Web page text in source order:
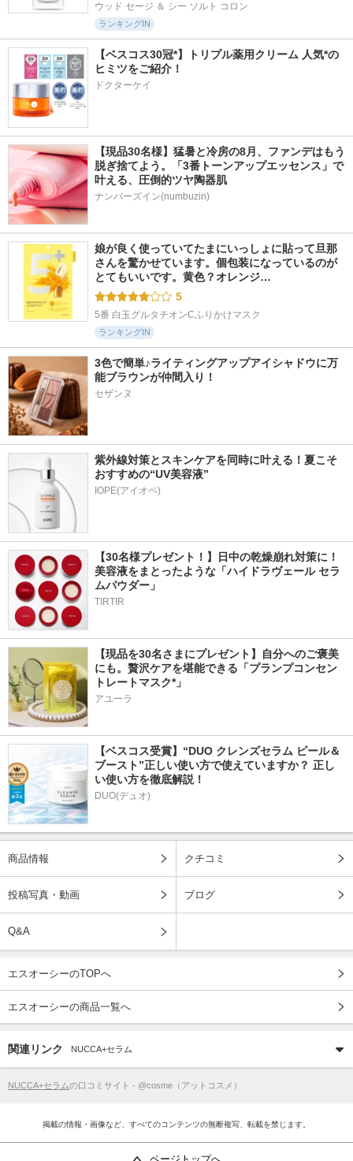
ウッド セージ ＆ シー ソルト コロン
ランキングIN
【ベスコス30冠*】トリプル薬用クリーム 人気*の
ヒミツをご紹介！
ドクターケイ
【現品30名様】猛暑と冷房の8月、ファンデはもう
脱ぎ捨てよう。「3番トーンアップエッセンス」で
叶える、圧倒的ツヤ陶器肌
ナンバーズイン(numbuzin)
娘が良く使っていてたまにいっしょに貼って旦那
さんを驚かせています。個包装になっているのが
とてもいいです。黄色？オレンジ…
5
5番 白玉グルタチオンCふりかけマスク
ランキングIN
3色で簡単♪ライティングアップアイシャドウに万
能ブラウンが仲間入り！
セザンヌ
紫外線対策とスキンケアを同時に叶える！夏こそ
おすすめの“UV美容液”
IOPE(アイオペ)
【30名様プレゼント！】日中の乾燥崩れ対策に！
美容液をまとったような「ハイドラヴェール セラ
ムパウダー」
TIRTIR
【現品を30名さまにプレゼント】自分へのご褒美
にも。贅沢ケアを堪能できる「プランプコンセン
トレートマスク*」
アユーラ
【ベスコス受賞】“DUO クレンズセラム ピール＆
ブースト”正しい使い方で使えていますか？ 正し
い使い方を徹底解説！
DUO(デュオ)
商品情報 クチコミ
投稿写真・動画 ブログ
Q&A
エスオーシーのTOPへ
エスオーシーの商品一覧へ
関連リンク NUCCA+セラム
NUCCA+セラムの口コミサイト - @cosme（アットコスメ）
掲載の情報・画像など、すべてのコンテンツの無断複写、転載を禁じます。